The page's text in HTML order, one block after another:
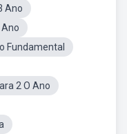
Ano
Fundamental
2 O Ano